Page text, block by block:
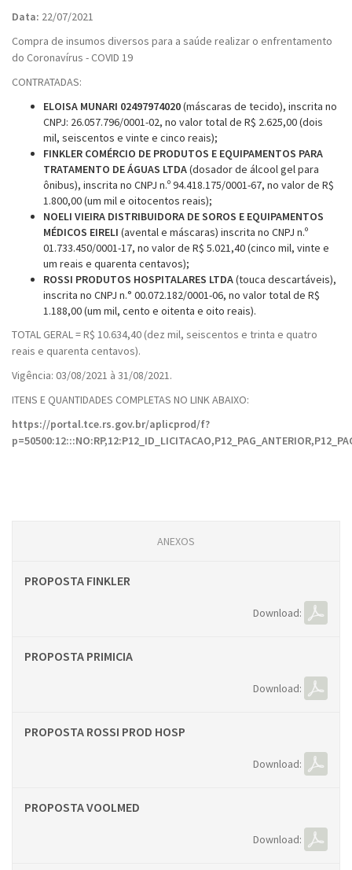
Data: 22/07/2021
Compra de insumos diversos para a saúde realizar o enfrentamento
do Coronavírus - COVID 19
CONTRATADAS:
ELOISA MUNARI 02497974020(máscaras de tecido), inscrita no
CNPJ: 26.057.796/0001-02, no valor total de R$ 2.625,00 (dois
mil, seiscentos e vinte e cinco reais);
FINKLER COMÉRCIO DE PRODUTOS E EQUIPAMENTOS PARA
TRATAMENTO DE ÁGUAS LTDA(dosador de álcool gel para
ônibus), inscrita no CNPJ n.º 94.418.175/0001-67, no valor de R$
1.800,00 (um mil e oitocentos reais);
NOELI VIEIRA DISTRIBUIDORA DE SOROS E EQUIPAMENTOS
MÉDICOS EIRELI (avental e máscaras) inscrita no CNPJ n.º
01.733.450/0001-17, no valor de R$ 5.021,40 (cinco mil, vinte e
um reais e quarenta centavos);
ROSSI PRODUTOS HOSPITALARES LTDA(touca descartáveis),
inscrita no CNPJ n.° 00.072.182/0001-06, no valor total de R$
1.188,00 (um mil, cento e oitenta e oito reais).
TOTAL GERAL = R$ 10.634,40 (dez mil, seiscentos e trinta e quatro
reais e quarenta centavos).
Vigência: 03/08/2021 à 31/08/2021.
ITENS E QUANTIDADES COMPLETAS NO LINK ABAIXO:
https://portal.tce.rs.gov.br/aplicprod/f?
ANEXOS
PROPOSTA FINKLER
Download:
PROPOSTA PRIMICIA
Download:
PROPOSTA ROSSI PROD HOSP
Download:
PROPOSTA VOOLMED
Download: